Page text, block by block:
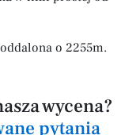
o 2255m.
wycena?
pytania